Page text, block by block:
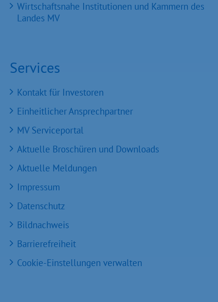
Wirtschaftsnahe Institutionen und Kammern des
Landes MV
Services
Kontakt für Investoren
Einheitlicher Ansprechpartner
MV Serviceportal
Aktuelle Broschüren und Downloads
Aktuelle Meldungen
Impressum
Datenschutz
Bildnachweis
Barrierefreiheit
Cookie-Einstellungen verwalten